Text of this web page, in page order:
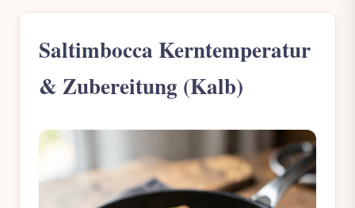
Saltimbocca Kerntemperatur
& Zubereitung (Kalb)